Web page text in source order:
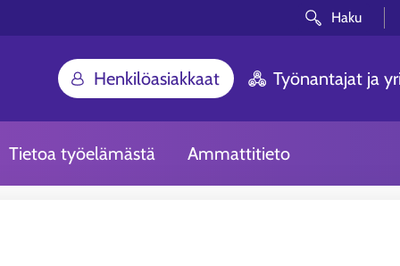
Haku
Henkilöasiakkaat Työnantajat ja
Tietoa työelämästä Ammattitieto